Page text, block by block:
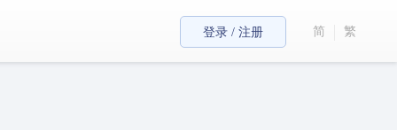
登录 / 注册 简 繁